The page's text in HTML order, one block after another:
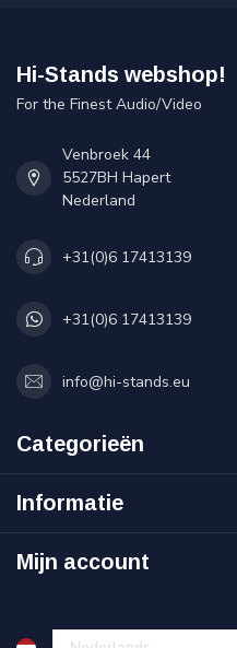
Hi-Stands webshop!
For the Finest Audio/Video
Venbroek 44
5527BH Hapert
Nederland
+31(0)6 17413139
+31(0)6 17413139
info@hi-stands.eu
Categorieën
Informatie
Mijn account